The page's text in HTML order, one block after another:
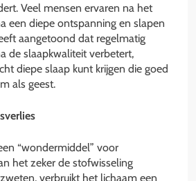
Veel mensen ervaren na het
een diepe ontspanning en slapen
aangetoond dat regelmatig
de slaapkwaliteit verbetert,
diepe slaap kunt krijgen die goed
als geest.
“wondermiddel” voor
het zeker de stofwisseling
verbruikt het lichaam een